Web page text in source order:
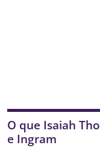
O que Isaiah
e Ingram